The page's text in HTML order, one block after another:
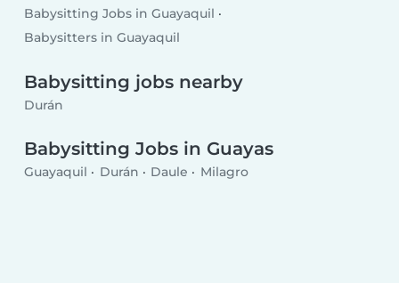
Babysitting Jobs in Guayaquil
Babysitters in Guayaquil
Babysitting jobs nearby
Durán
Babysitting Jobs in Guayas
Guayaquil Durán Daule Milagro